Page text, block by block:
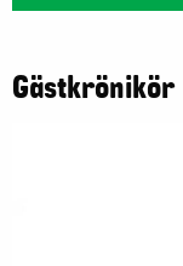
Gästkrönikör